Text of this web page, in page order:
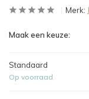
Merk:
Maak een keuze:
Standaard
Op voorraad